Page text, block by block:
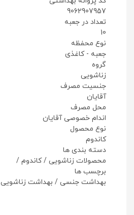
9062907957
تعداد در جعبه
10
نوع محفظه
جعبه - کاغذی
گروه
زناشویی
جنسیت مصرف
آقایان
محل مصرف
اندام خصوصی آقایان
نوع محصول
کاندوم
دسته بندی ها
محصولات زناشویی / کاندوم /
برچسب ها
بهداشت جنسی / بهداشت زناشویی